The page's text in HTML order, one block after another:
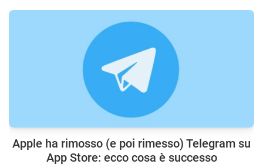
Apple ha rimosso (e poi rimesso) Telegram su
App Store: ecco cosa è successo